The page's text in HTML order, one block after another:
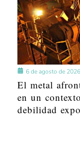
6 de agosto de 2026
El metal
en un
debilidad